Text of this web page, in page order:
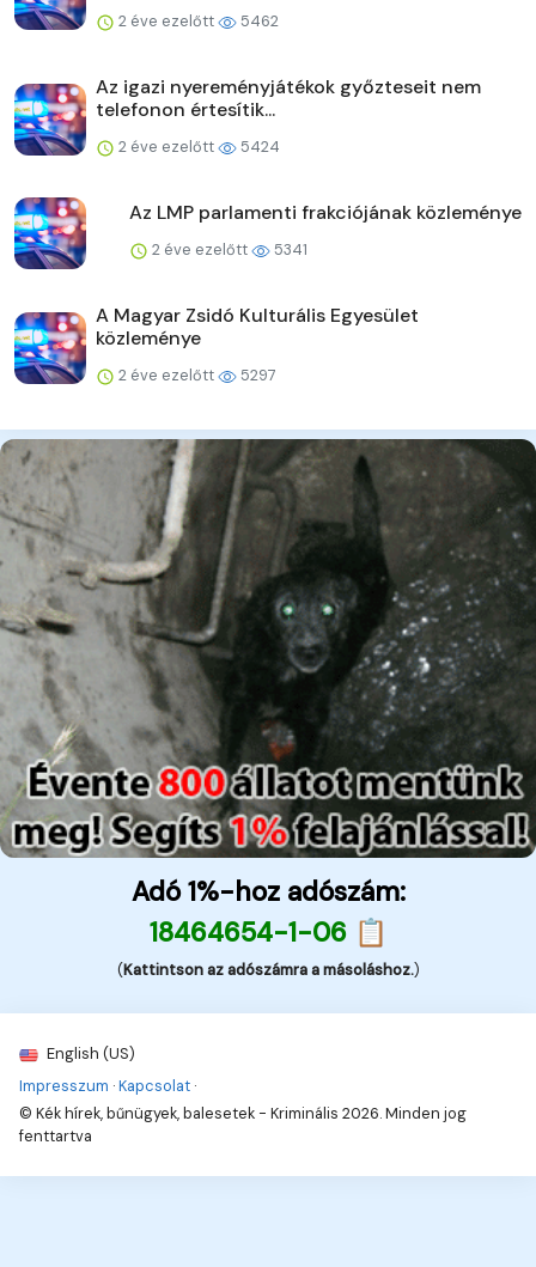
2 éve ezelőtt 5462
Az igazi nyereményjátékok győzteseit nem
telefonon értesítik...
2 éve ezelőtt 5424
Az LMP parlamenti frakciójának közleménye
2 éve ezelőtt 5341
A Magyar Zsidó Kulturális Egyesület
közleménye
2 éve ezelőtt 5297
Adó 1%-hoz adószám:
18464654-1-06 📋
(Kattintson az adószámra a másoláshoz.)
English (US)
Impresszum ·Kapcsolat ·
© Kék hírek, bűnügyek, balesetek - Kriminális 2026. Minden jog
fenttartva